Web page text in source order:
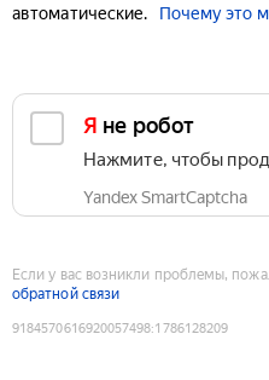
автоматические.
Почему это
Я не робот
Нажмите, чтобы
Yandex SmartCaptcha
Если у вас возникли проблемы,
обратной связи
9184570616920057498:1786128209